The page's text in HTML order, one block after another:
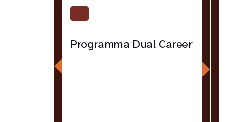
Programma Dual Career